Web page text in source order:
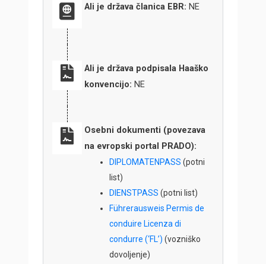
Ali je država članica EBR:NE
Ali je država podpisala Haaško
konvencijo:NE
Osebni dokumenti (povezava
na evropski portal PRADO):
DIPLOMATENPASS (potni
list)
DIENSTPASS (potni list)
Führerausweis Permis de
conduire Licenza di
condurre (‘FL’) (vozniško
dovoljenje)